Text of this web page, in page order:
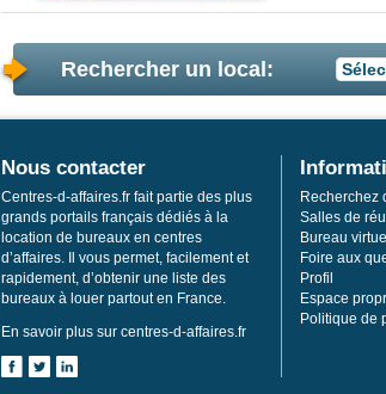
Rechercher un local:
Nous contacter
Centres-d-affaires.fr fait partie des plus
grands portails français dédiés à la
location de bureaux en centres
d’affaires. Il vous permet, facilement et
rapidement, d’obtenir une liste des
bureaux à louer partout en France.
En savoir plus sur centres-d-affaires.fr
Recherchez
Salles de
Bureau virtuel
Foire aux
Profil
Espace
Politique de